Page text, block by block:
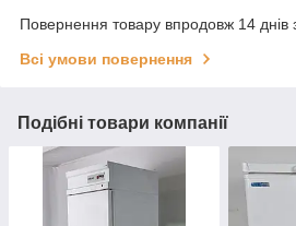
Повернення товару впродовж 14 днів
Всі умови повернення
Подібні товари компанії